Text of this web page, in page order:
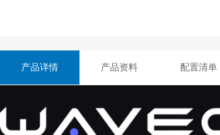
产品详情 产品资料 配置清单